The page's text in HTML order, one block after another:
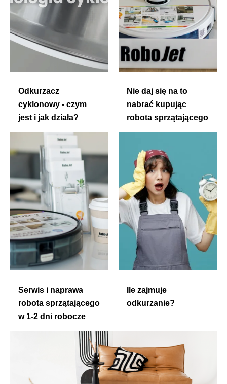
Odkurzacz
cyklonowy - czym
jest i jak działa?
Nie daj się na to
nabrać kupując
robota sprzątającego
Serwis i naprawa
robota sprzątającego
w 1-2 dni robocze
Ile zajmuje
odkurzanie?